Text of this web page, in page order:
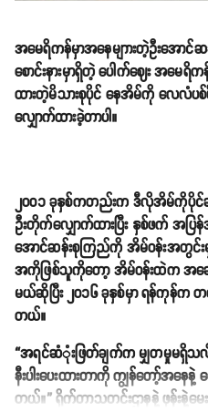
အမေရိကန်မှာအနေမျာားတဲ့ဦးအောင်
စောင်းနားမှာရှိတဲ့ ပေါက်ဈေး အမ
ထားတဲ့မိသားစုပိုင် နေအိမ်ကို လေလံပစ်
လျှောက်ထားခဲ့တာပါ။
၂၀၀၁ ခုနှစ်ကတည်းက ဒီလိုအိမ်ကိုပို
ဦးတိုက်လျှောက်ထားပြီး နှစ်ဖက် အပြ
အောင်ဆန်းစုကြည်ကို အိမ်ဝန်းအတွင်း
အကိုဖြစ်သူကိုတော့ အိမ်ဝန်းထဲက အ
မယ်ဆိုပြီး ၂၀၁၆ ခုနှစ်မှာ ရန်ကုန်က တ
တယ်။
“အရင်ဆုံံးဖြတ်ချက်က မျှတမှုမရှိ
နီးပါးပေးထားတာကို ကျွန်တော့်အနေ
တယ်။” ရိုက်တာသတင်းဌာနနဲ့ ဖုန်းနဲ့မေ